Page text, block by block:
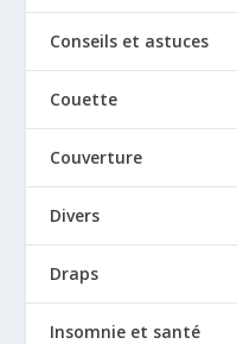
Conseils et astuces
Couette
Couverture
Divers
Draps
Insomnie et santé